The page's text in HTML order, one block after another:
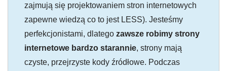
zajmują się projektowaniem stron internetowych
zapewne wiedzą co to jest LESS). Jesteśmy
perfekcjonistami, dlatego zawsze robimy strony
internetowe bardzo starannie, strony mają
czyste, przejrzyste kody źródłowe. Podczas